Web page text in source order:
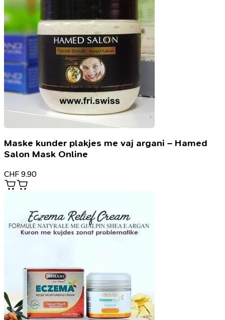
Maske kunder plakjes me vaj argani – Hamed
Salon Mask Online
CHF 9.90